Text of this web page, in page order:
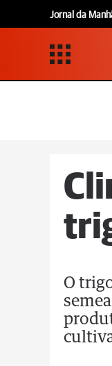
Jornal da
O